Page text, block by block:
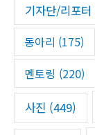
기자단/리포터
동아리 (175)
멘토링 (220)
사진 (449)